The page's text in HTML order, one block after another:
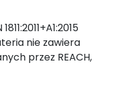
nie zawiera
przez REACH,